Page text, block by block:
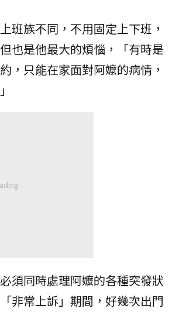
班族不同，不用固定上下班，
也是他最大的煩惱，「有時是
，只能在家面對阿嬤的病情，
須同時處理阿嬤的各種突發狀
非常上訴」期間，好幾次出門